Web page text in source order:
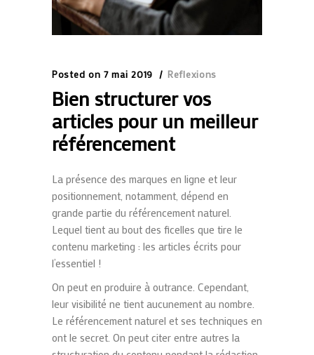
Posted on 7 mai 2019 Reflexions
Bien structurer vos
articles pour un meilleur
référencement
La présence des marques en ligne et leur
positionnement, notamment, dépend en
grande partie du référencement naturel.
Lequel tient au bout des ficelles que tire le
contenu marketing : les articles écrits pour
l’essentiel !
On peut en produire à outrance. Cependant,
leur visibilité ne tient aucunement au nombre.
Le référencement naturel et ses techniques en
ont le secret. On peut citer entre autres la